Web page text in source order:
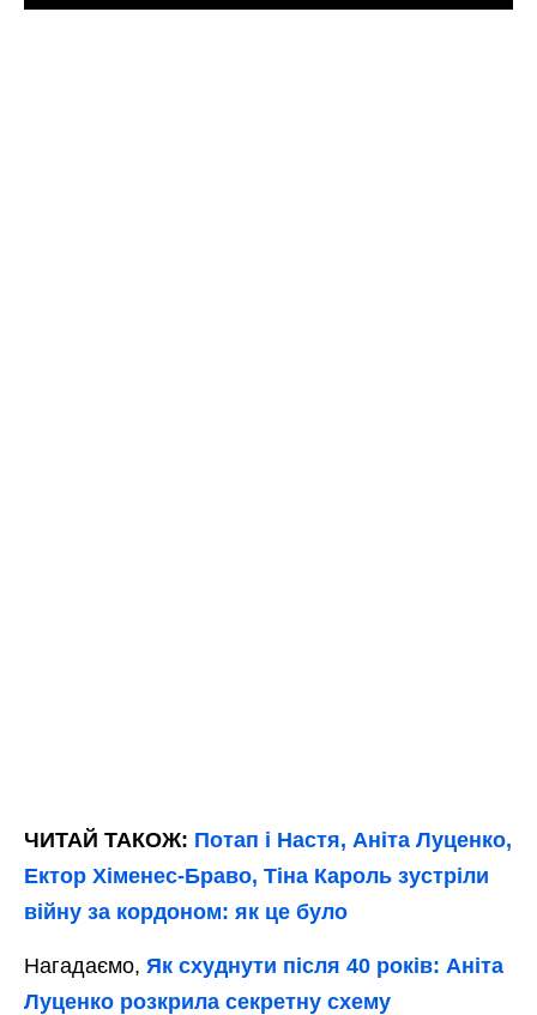
ЧИТАЙ ТАКОЖ: Потап і Настя, Аніта Луценко,
Ектор Хіменес-Браво, Тіна Кароль зустріли
війну за кордоном: як це було
Нагадаємо, Як схуднути після 40 років: Аніта
Луценко розкрила секретну схему